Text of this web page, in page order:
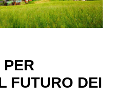
FUTURO DEI